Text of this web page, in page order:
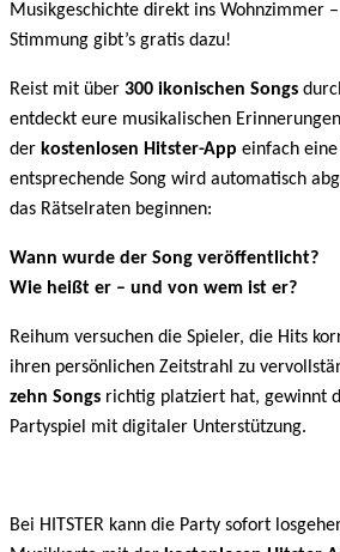
Musikgeschichte direkt ins Wohnzimmer
Stimmung gibt’s gratis dazu!
Reist mit über 300 ikonischen Songs
entdeckt eure musikalischen
der kostenlosen Hitster-App einfach
entsprechende Song wird automatisch
das Rätselraten beginnen:
Wann wurde der Song veröffentlicht?
Wie heißt er – und von wem ist er?
Reihum versuchen die Spieler, die Hits
ihren persönlichen Zeitstrahl zu
zehn Songs richtig platziert hat, gewinnt
Partyspiel mit digitaler Unterstützung.
Bei HITSTER kann die Party sofort